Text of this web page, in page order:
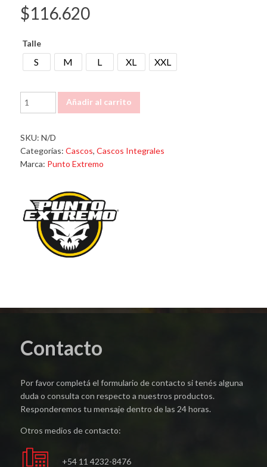
$116.620
Talle
S M L XL XXL
casco
punto
negro
brilloso
981
Añadir al carrito
SKU: N/D
Categorías: Cascos, Cascos Integrales
Marca: Punto Extremo
Contacto
Por favor completá el formulario de contacto si tenés alguna
duda o consulta con respecto a nuestros productos.
Responderemos tu mensaje dentro de las 24 horas.
Otros medios de contacto:
+54 11 4232-8476